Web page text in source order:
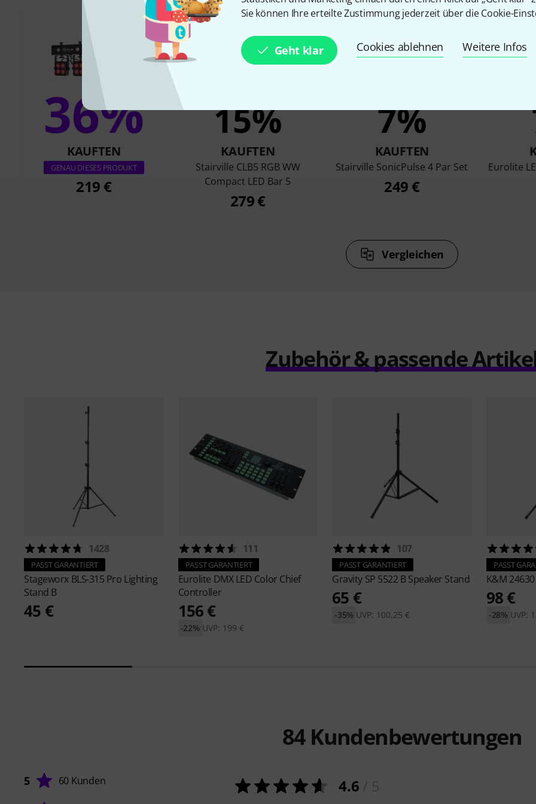
Sie können Ihre erteilte Zustimmung jederzeit über die Cookie-
Geht klar Cookies ablehnen Weitere Infos
36%
KAUFTEN
GENAU DIESES PRODUKT
219 €
15%
KAUFTEN
Stairville CLB5 RGB WW
Compact LED Bar 5
279 €
7%
KAUFTEN
Stairville SonicPulse 4 Par Set
249 €
Eurolite
Vergleichen
Zubehör & passende
1428
PASST GARANTIERT
Stageworx BLS-315 Pro Lighting
Stand B
45 €
111
PASST GARANTIERT
Eurolite DMX LED Color Chief
Controller
156 €
UVP: 199 €
-22%
107
PASST GARANTIERT
Gravity SP 5522 B Speaker Stand
65 €
UVP: 100,25 €
-35%
PASST
K&M 24630
98 €
UVP:
-28%
84Kundenbewertungen
5 60 Kunden 4.6